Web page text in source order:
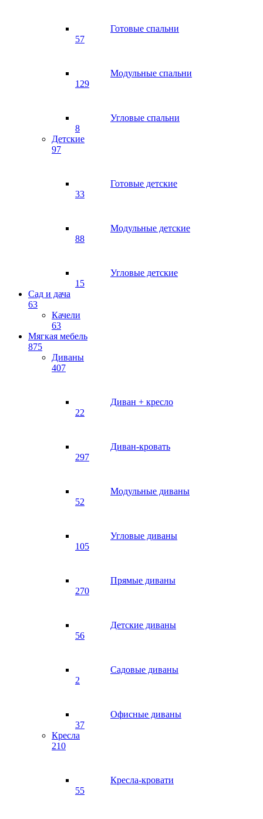
Готовые спальни
57
Модульные спальни
129
Угловые спальни
8
Детские
97
Готовые детские
33
Модульные детские
88
Угловые детские
15
Сад и дача
63
Качели
63
Мягкая мебель
875
Диваны
407
Диван + кресло
22
Диван-кровать
297
Модульные диваны
52
Угловые диваны
105
Прямые диваны
270
Детские диваны
56
Садовые диваны
2
Офисные диваны
37
Кресла
210
Кресла-кровати
55